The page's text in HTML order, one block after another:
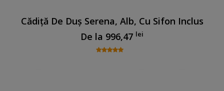
Cădiță De Duș Serena, Alb, Cu Sifon Inclus
De la 996,47 lei